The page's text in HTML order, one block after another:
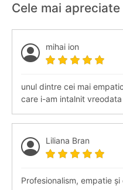
Cele mai
mihai ion
unul dintre cei mai
care i-am intalnit
Liliana Bran
Profesionalism, empatie și